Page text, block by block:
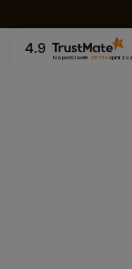
4.9
Na podstawie 29 734opinii z